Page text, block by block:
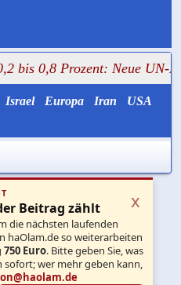
Prozent: Neue UN-Daten
Israel Europa Iran
USA
Beitrag zählt
die nächsten laufenden
haOlam.de so weiterarbeiten
750 Euro. Bitte geben Sie, was
sofort; wer mehr geben kann,
x